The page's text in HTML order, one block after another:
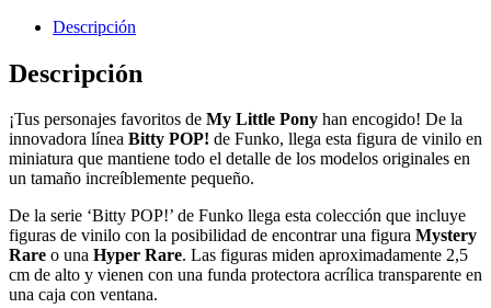
Descripción
Descripción
¡Tus personajes favoritos de My Little Pony han encogido! De la
innovadora línea Bitty POP! de Funko, llega esta figura de vinilo en
miniatura que mantiene todo el detalle de los modelos originales en
un tamaño increíblemente pequeño.
De la serie ‘Bitty POP!’ de Funko llega esta colección que incluye
figuras de vinilo con la posibilidad de encontrar una figura Mystery
Rare o una Hyper Rare. Las figuras miden aproximadamente 2,5
cm de alto y vienen con una funda protectora acrílica transparente en
una caja con ventana.